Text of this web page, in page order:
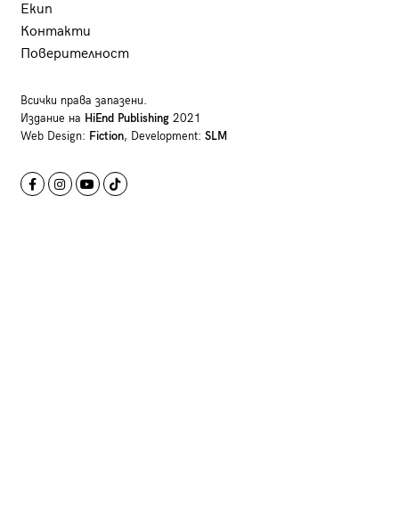
Екип
Контакти
Поверителност
Всички права запазени.
Издание на HiEnd Publishing2021
Web Design: Fiction, Development: SLM